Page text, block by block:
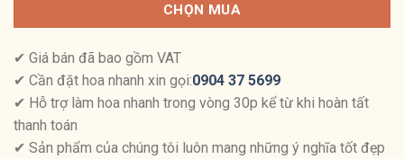
CHỌN MUA
✔ Giá bán đã bao gồm VAT
✔ Cần đặt hoa nhanh xin gọi:0904 37 5699
✔ Hỗ trợ làm hoa nhanh trong vòng 30p kể từ khi hoàn tất
thanh toán
✔ Sản phẩm của chúng tôi luôn mang những ý nghĩa tốt đẹp